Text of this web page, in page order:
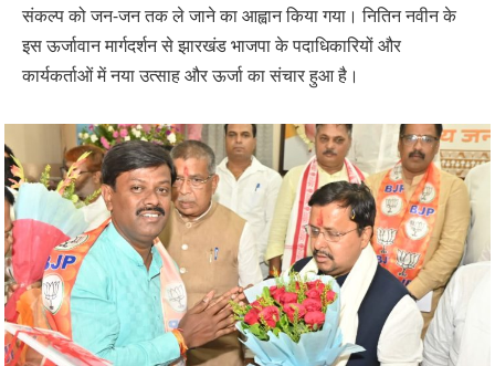
संकल्प को जन-जन तक ले जाने का आह्वान किया गया। नितिन नवीन के
इस ऊर्जावान मार्गदर्शन से झारखंड भाजपा के पदाधिकारियों और
कार्यकर्ताओं में नया उत्साह और ऊर्जा का संचार हुआ है।